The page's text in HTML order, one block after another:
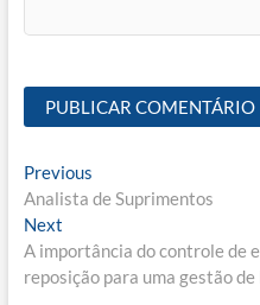
Navegação
de
Post
PreviousPrevious
post:
Analista de Suprimentos
NextNext
post:
A importância do controle de
reposição para uma gestão